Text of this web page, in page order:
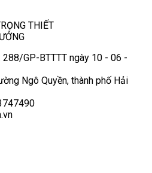
THIẾT
288/GP-BTTTT ngày 10 - 06 -
Ngô Quyền, thành phố Hải